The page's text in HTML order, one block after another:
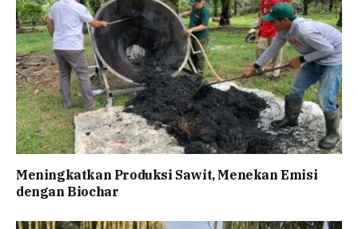
Meningkatkan Produksi Sawit, Menekan Emisi
dengan Biochar